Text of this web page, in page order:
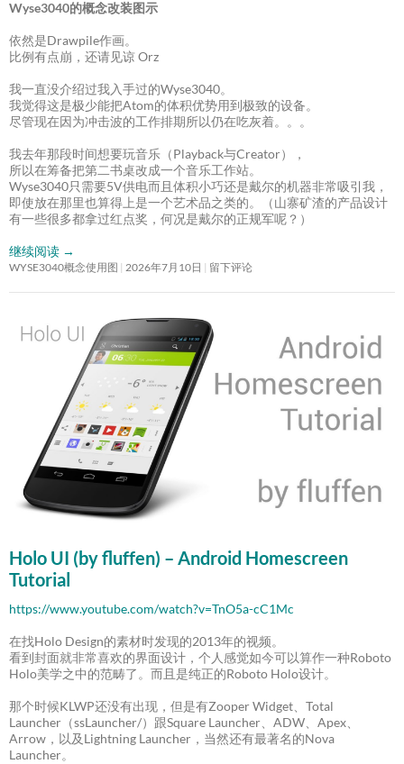
Wyse3040的概念改装图示
依然是Drawpile作画。
比例有点崩，还请见谅 Orz
我一直没介绍过我入手过的Wyse3040。
我觉得这是极少能把Atom的体积优势用到极致的设备。
尽管现在因为冲击波的工作排期所以仍在吃灰着。。。
我去年那段时间想要玩音乐（Playback与Creator），
所以在筹备把第二书桌改成一个音乐工作站。
Wyse3040只需要5V供电而且体积小巧还是戴尔的机器非常吸引我，
即使放在那里也算得上是一个艺术品之类的。（山寨矿渣的产品设计
有一些很多都拿过红点奖，何况是戴尔的正规军呢？）
继续阅读 →
WYSE3040概念使用图 2026年7月10日 留下评论
Holo UI (by fluffen) – Android Homescreen
Tutorial
https://www.youtube.com/watch?v=TnO5a-cC1Mc
在找Holo Design的素材时发现的2013年的视频。
看到封面就非常喜欢的界面设计，个人感觉如今可以算作一种Roboto
Holo美学之中的范畴了。而且是纯正的Roboto Holo设计。
那个时候KLWP还没有出现，但是有Zooper Widget、Total
Launcher（ssLauncher/）跟Square Launcher、ADW、Apex、
Arrow，以及Lightning Launcher，当然还有最著名的Nova
Launcher。